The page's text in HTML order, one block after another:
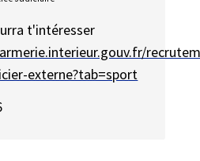
t'intéresser
externe?tab=sport